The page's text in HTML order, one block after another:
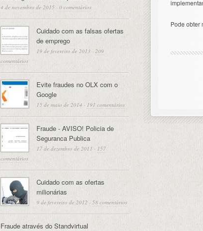
Pode obter
4 de novembro de 2015 · 0 comentários
Cuidado com as falsas ofertas
de emprego
19 de fevereiro de 2013 · 209
comentários
Evite fraudes no OLX com o
Google
15 de maio de 2014 · 191 comentários
Fraude - AVISO! Policia de
Seguranca Publica
17 de dezembro de 2011 · 157
comentários
Cuidado com as ofertas
milionárias
9 de fevereiro de 2012 · 58 comentários
Fraude através do Standvirtual